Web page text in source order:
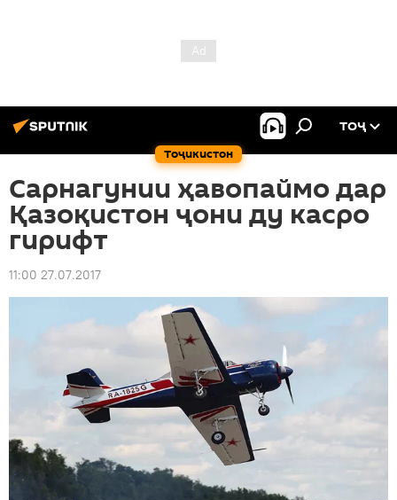
Тоҷикистон
ТОҶ
Сарнагунии ҳавопаймо дар
Қазоқистон ҷони ду касро
гирифт
11:00 27.07.2017